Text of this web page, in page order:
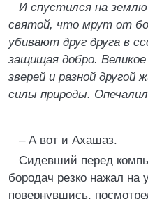
И спустился на
святой, что мрут от
убивают друг друга в
защищая добро.
зверей и разной
силы природы.
– А вот и Ахашаз.
Сидевший перед
бородач резко нажал
повернувшись,